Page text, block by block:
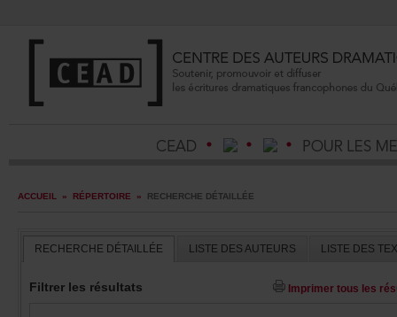
ACCUEIL » RÉPERTOIRE » RECHERCHEDÉTAILLÉE
RECHERCHEDÉTAILLÉE LISTEDESAUTEURS
Filtrerlesrésultats